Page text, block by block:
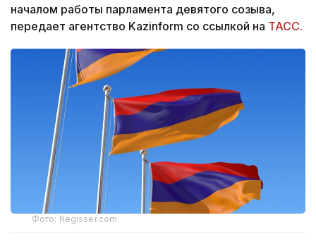
началом работы парламента девятого созыва,
передает агентство Kazinform со ссылкой на ТАСС.
Фото: Regisser.com